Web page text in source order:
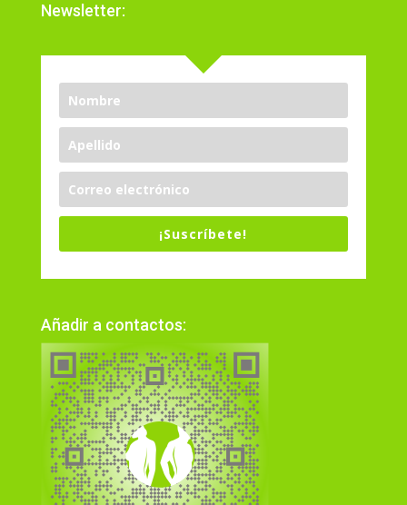
Newsletter:
¡Suscríbete!
Añadir a contactos: